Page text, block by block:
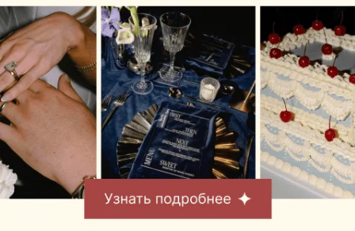
посвященный владельцам собак, кошек и других
домашних питомцев. Вход на территорию
свободный.